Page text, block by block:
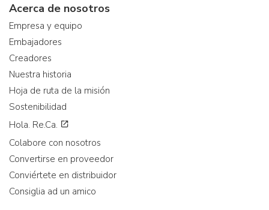
Acerca de nosotros
Empresa y equipo
Embajadores
Creadores
Nuestra historia
Hoja de ruta de la misión
Sostenibilidad
Hola. Re.Ca.
Colabore con nosotros
Convertirse en proveedor
Conviértete en distribuidor
Consiglia ad un amico